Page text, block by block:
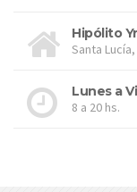
Hipólito
Santa
Lunes a
8 a 20 hs.